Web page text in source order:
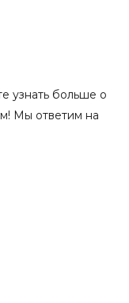
узнать больше о
Мы ответим на